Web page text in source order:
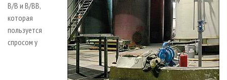
В/В и В/ВВ,
которая
пользуется
спросом у